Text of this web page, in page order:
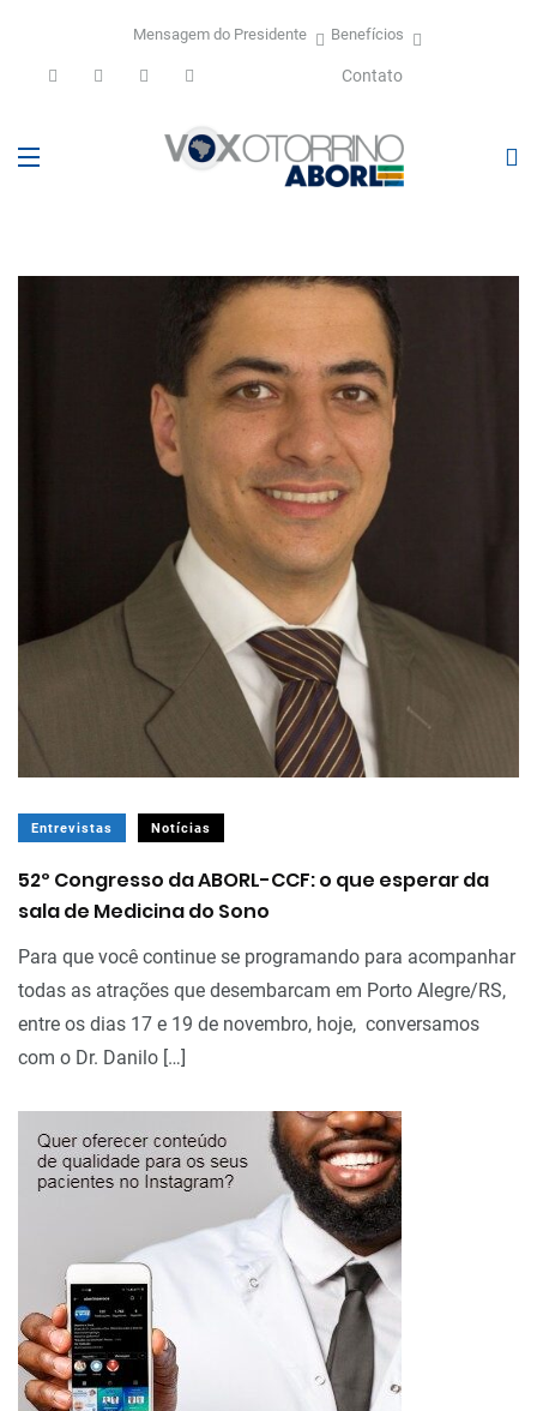
Mensagem do Presidente Benefícios
Contato
Entrevistas Notícias
52º Congresso da ABORL-CCF: o que esperar da
sala de Medicina do Sono
Para que você continue se programando para acompanhar
todas as atrações que desembarcam em Porto Alegre/RS,
entre os dias 17 e 19 de novembro, hoje, conversamos
com o Dr. Danilo […]